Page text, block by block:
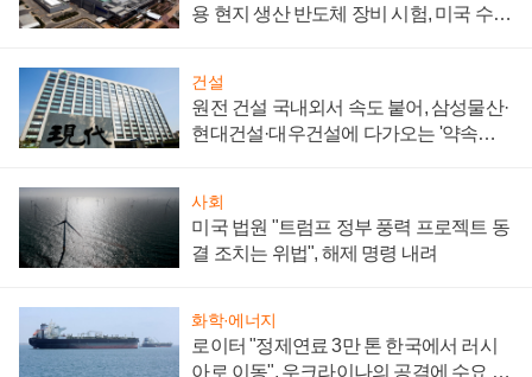
용 현지 생산 반도체 장비 시험, 미국 수출
건설
원전 건설 국내외서 속도 붙어, 삼성물산·
현대건설·대우건설에 다가오는 '약속의
사회
미국 법원 "트럼프 정부 풍력 프로젝트 동
결 조치는 위법", 해제 명령 내려
화학·에너지
로이터 "정제연료 3만 톤 한국에서 러시
아로 이동", 우크라이나의 공격에 수요 늘